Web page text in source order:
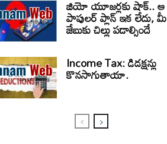
జియో యూజర్లకు షాక్.. ఆ
పాపులర్ ప్లాన్ ఇక లేదు, మీ
జేబుకు చిల్లు పడాల్సిందే
Income Tax: డిడక్షన్లు
కొనసాగుతాయా.